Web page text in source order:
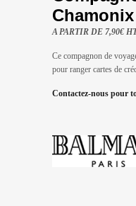
A PARTIR DE 7,90€
Ce compagnon de
pour ranger cartes de
Contactez-nous pour